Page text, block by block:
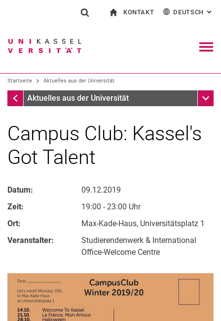
Springe direkt zu: Inhalt
Springe direkt zu: Suche
Springe direkt zu:
Suchen (öffnet externen Link in einem
KONTAKT
Kontakt für Presse und Öffentlichkeit
Einrichtungen suchen
DEUTSCH :
Startseite Aktuelles aus der Universität
Startseite
Aktuelles aus der Universität
Campus Club: Kassel's
Got Talent
Datum:
09.12.2019
Zeit:
19:00 - 23:00 Uhr
Ort:
Max-Kade-Haus, Universitätsplatz 1
Veranstalter:
Studierendenwerk & International
Office-Welcome Centre